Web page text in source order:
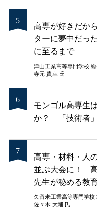
高専が好きだか
ターに夢中だっ
に至るまで
津山工業高等専門学校
寺元 貴幸 氏
モンゴル高専生
か？ 「技術者」
高専・材料・人
並ぶ大会に！
先生が秘める教
久留米工業高等専門学
佐々木 大輔 氏